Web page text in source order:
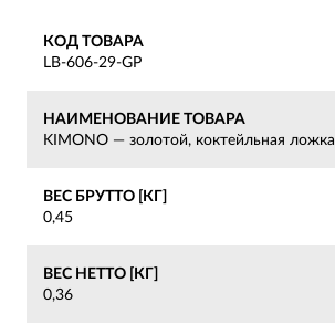
КОД ТОВАРА
LB-606-29-GP
НАИМЕНОВАНИЕ ТОВАРА
KIMONO — золотой, коктейльная
ВЕС БРУТТО [КГ]
0,45
ВЕС НЕТТО [КГ]
0,36